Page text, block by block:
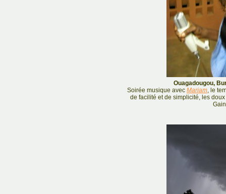
Ouagadougou,
Soirée musique avec Mariam, le
de facilité et de simplicité, les